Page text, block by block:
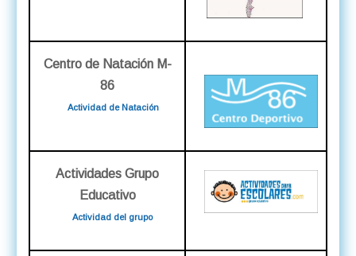
Centro de Natación M-
86
Actividad de Natación
Actividades Grupo
Educativo
Actividad del grupo